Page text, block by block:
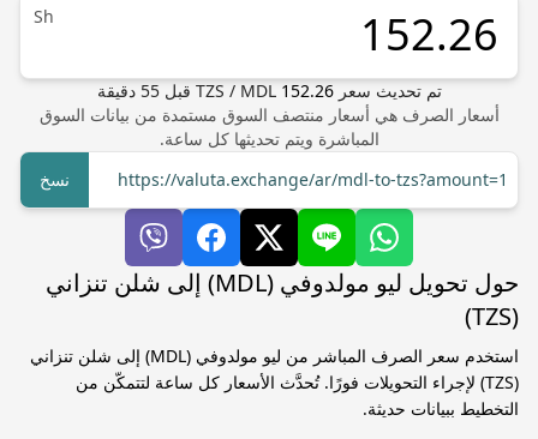
Sh
تم تحديث سعر TZS / MDL 152.26 قبل55 دقيقة
أسعار الصرف هي أسعار منتصف السوق مستمدة من بيانات السوق
المباشرة ويتم تحديثها كل ساعة.
https://valuta.exchange/ar/mdl-to-tzs?amount=1
نسخ
حول تحويل ليو مولدوفي (MDL) إلى شلن تنزاني
(TZS)
استخدم سعر الصرف المباشر من ليو مولدوفي (MDL) إلى شلن تنزاني
(TZS) لإجراء التحويلات فورًا. تُحدَّث الأسعار كل ساعة لتتمكّن من
التخطيط ببيانات حديثة.